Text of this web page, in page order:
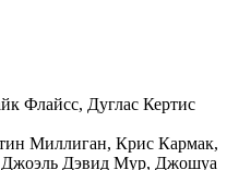
Флайсс, Дуглас Кертис
Миллиган, Крис Кармак,
Джоэль Дэвид Мур, Джошуа